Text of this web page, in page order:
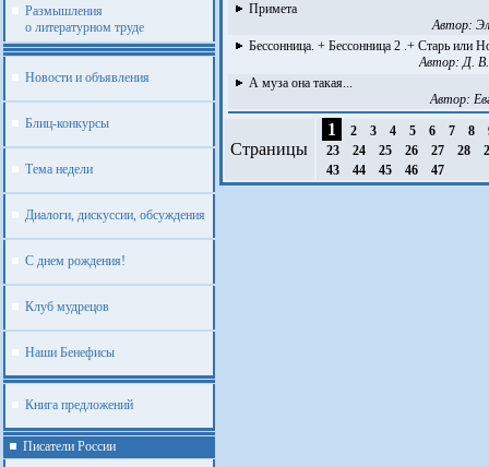
Размышления
о литературном труде
Новости и объявления
Блиц-конкурсы
Тема недели
Диалоги, дискуссии, обсуждения
С днем рождения!
Клуб мудрецов
Наши Бенефисы
Книга предложений
Писатели России
Примета
Автор:
Бессонница. + Бессонница 2 .+ Старь или
Автор:Д.
А муза она такая...
Автор:
Страницы
1 2 3 4 5 6 7 8
23
24 25 26 27 28
43
44 45 46 47